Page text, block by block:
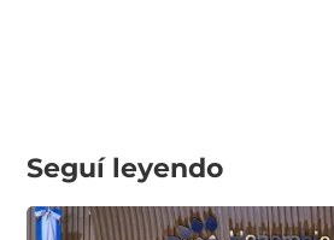
Seguí leyendo